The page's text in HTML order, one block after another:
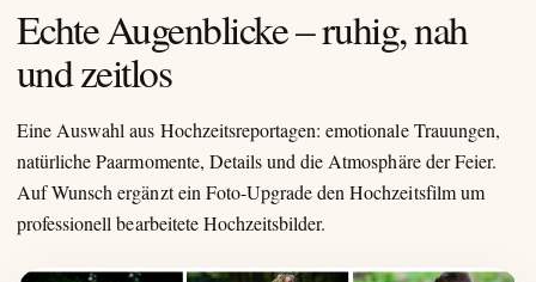
Echte Augenblicke – ruhig, nah
und zeitlos
Eine Auswahl aus Hochzeitsreportagen: emotionale Trauungen,
natürliche Paarmomente, Details und die Atmosphäre der Feier.
Auf Wunsch ergänzt ein Foto-Upgrade den Hochzeitsfilm um
professionell bearbeitete Hochzeitsbilder.